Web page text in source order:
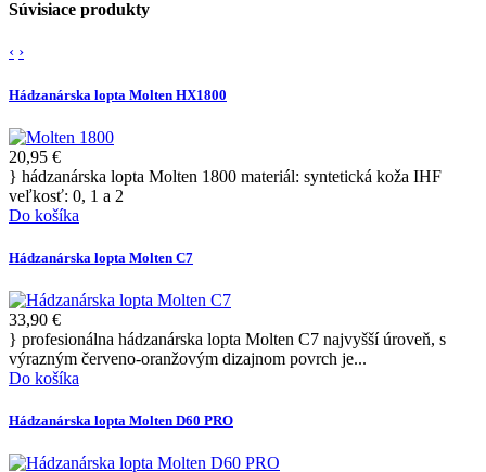
Súvisiace produkty
‹ ›
Hádzanárska lopta Molten HX1800
20,95 €
} hádzanárska lopta Molten 1800 materiál: syntetická koža IHF
veľkosť: 0, 1 a 2
Do košíka
Hádzanárska lopta Molten C7
33,90 €
} profesionálna hádzanárska lopta Molten C7 najvyšší úroveň, s
výrazným červeno-oranžovým dizajnom povrch je...
Do košíka
Hádzanárska lopta Molten D60 PRO